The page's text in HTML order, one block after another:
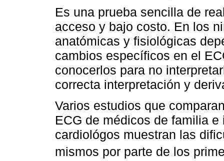
Es una prueba sencilla de
acceso y bajo costo. En los
anatómicas y fisiológicas
cambios específicos en el
conocerlos para no
correcta interpretación y
Varios estudios que
ECG de médicos de familia
cardiológos muestran las
mismos por parte de los